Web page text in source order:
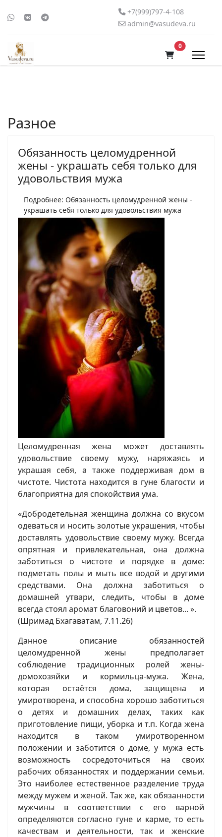
+7(999)797-4-108
admin@vasudeva.ru
0В корзину
Разное
Обязанность целомудренной
жены - украшать себя только для
удовольствия мужа
Подробнее: Обязанность целомудренной жены -
украшать себя только для удовольствия мужа
Целомудренная жена может доставлять
удовольствие своему мужу, наряжаясь и
украшая себя, а также поддерживая дом в
чистоте. Чистота находится в гуне благости и
благоприятна для спокойствия ума.
«Добродетельная женщина должна со вкусом
одеваться и носить золотые украшения, чтобы
доставлять удовольствие своему мужу. Всегда
опрятная и привлекательная, она должна
заботиться о чистоте и порядке в доме:
подметать полы и мыть все водой и другими
средствами. Она должна заботиться о
домашней утвари, следить, чтобы в доме
всегда стоял аромат благовоний и цветов... ».
(Шримад Бхагаватам, 7.11.26)
Данное описание обязанностей
целомудренной жены предполагает
соблюдение традиционных ролей жены-
домохозяйки и кормильца-мужа. Жена,
которая остаётся дома, защищена и
умиротворена, и способна хорошо заботиться
о детях и домашних делах, таких как
приготовление пищи, уборка и т.п. Когда жена
находится в таком умиротворенном
положении и заботится о доме, у мужа есть
возможность сосредоточиться на своих
рабочих обязанностях и поддержании семьи.
Это наиболее естественное разделение труда
между мужем и женой. Так же, как обязанности
мужчины в соответствии с его варной
определяются согласно гуне и карме, то есть
качествам и деятельности, так и женские